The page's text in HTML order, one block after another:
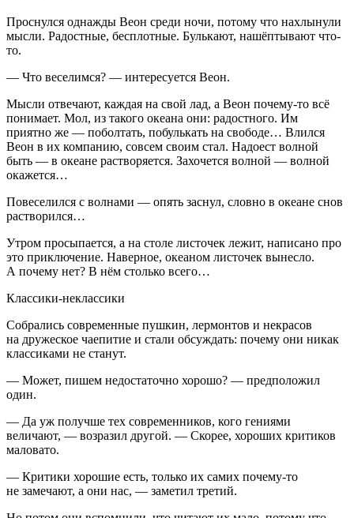
Проснулся однажды Веон среди ночи, потому что нахлынули
мысли. Радостные, бесплотные. Булькают, нашёптывают что-
то.
— Что веселимся? — интересуется Веон.
Мысли отвечают, каждая на свой лад, а Веон почему-то всё
понимает. Мол, из такого океана они: радостного. Им
приятно же — поболтать, побулькать на свободе… Влился
Веон в их компанию, совсем своим стал. Надоест волной
быть — в океане растворяется. Захочется волной — волной
окажется…
Повеселился с волнами — опять заснул, словно в океане снов
растворился…
Утром просыпается, а на столе листочек лежит, написано про
это приключение. Наверное, океаном листочек вынесло.
А почему нет? В нём столько всего…
Классики-неклассики
Собрались современные пушкин, лермонтов и некрасов
на дружеское чаепитие и стали обсуждать: почему они никак
классиками не станут.
— Может, пишем недостаточно хорошо? — предположил
один.
— Да уж получше тех современников, кого гениями
величают, — возразил другой. — Скорее, хороших критиков
маловато.
— Критики хорошие есть, только их самих почему-то
не замечают, а они нас, — заметил третий.